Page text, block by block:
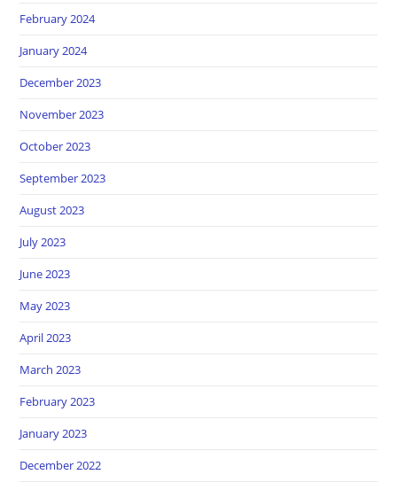
February 2024
January 2024
December 2023
November 2023
October 2023
September 2023
August 2023
July 2023
June 2023
May 2023
April 2023
March 2023
February 2023
January 2023
December 2022